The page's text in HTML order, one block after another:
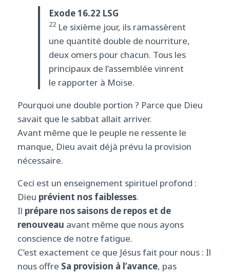
Exode 16.22 LSG
22Le sixième jour, ils ramassèrent
une quantité double de nourriture,
deux omers pour chacun. Tous les
principaux de l’assemblée vinrent
le rapporter à Moïse.
Pourquoi une double portion ? Parce que Dieu
savait que le sabbat allait arriver.
Avant même que le peuple ne ressente le
manque, Dieu avait déjà prévu la provision
nécessaire.
Ceci est un enseignement spirituel profond :
Dieu prévient nos faiblesses.
Il prépare nos saisons de repos et de
renouveau avant même que nous ayons
conscience de notre fatigue.
C’est exactement ce que Jésus fait pour nous : Il
nous offre Sa provision à l’avance, pas